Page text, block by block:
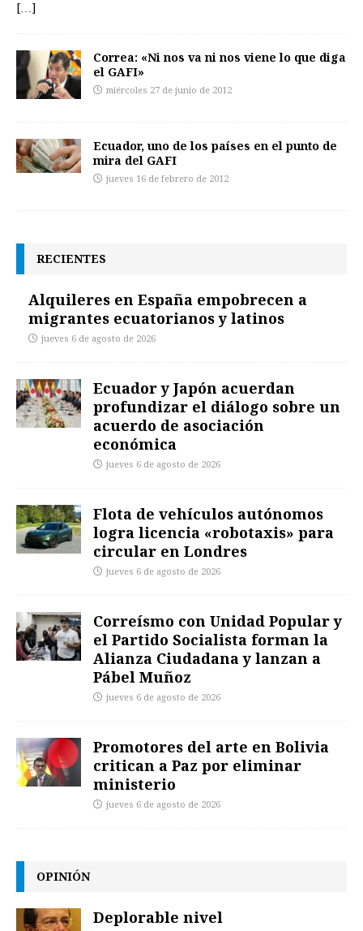
[…]
Correa: «Ni nos va ni nos viene lo que diga
el GAFI»
miércoles 27 de junio de 2012
Ecuador, uno de los países en el punto de
mira del GAFI
jueves 16 de febrero de 2012
RECIENTES
Alquileres en España empobrecen a
migrantes ecuatorianos y latinos
jueves 6 de agosto de 2026
Ecuador y Japón acuerdan
profundizar el diálogo sobre un
acuerdo de asociación
económica
jueves 6 de agosto de 2026
Flota de vehículos autónomos
logra licencia «robotaxis» para
circular en Londres
jueves 6 de agosto de 2026
Correísmo con Unidad Popular y
el Partido Socialista forman la
Alianza Ciudadana y lanzan a
Pábel Muñoz
jueves 6 de agosto de 2026
Promotores del arte en Bolivia
critican a Paz por eliminar
ministerio
jueves 6 de agosto de 2026
OPINIÓN
Deplorable nivel